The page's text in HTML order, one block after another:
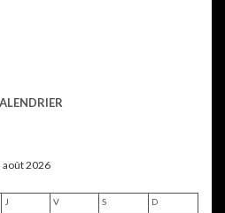
août 2026
J V S D